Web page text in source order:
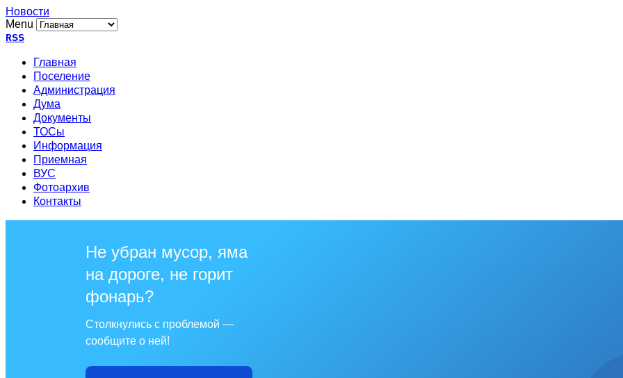
Новости
Menu
RSS
Главная
Поселение
Администрация
Дума
Документы
ТОСы
Информация
Приемная
ВУС
Фотоархив
Контакты
Не убран мусор, яма
на дороге, не горит
фонарь?
Столкнулись с проблемой —
сообщите о ней!